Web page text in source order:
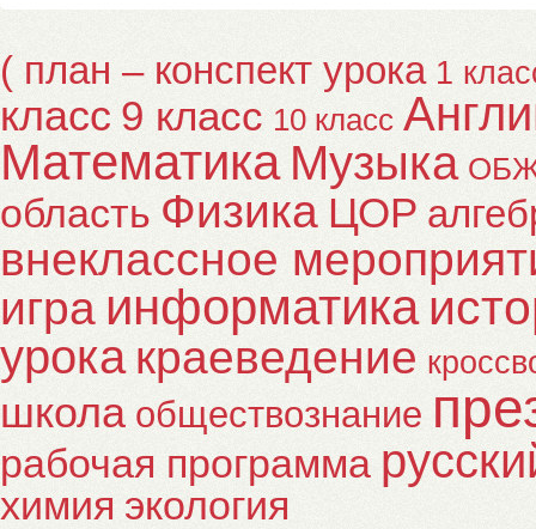
( план – конспект урока 1
класс 9 класс 10 класс
Математика Музыка
область Физика ЦОР
внеклассное
игра информатика
урока краеведение
школа обществознание
рабочая программа
химия экология